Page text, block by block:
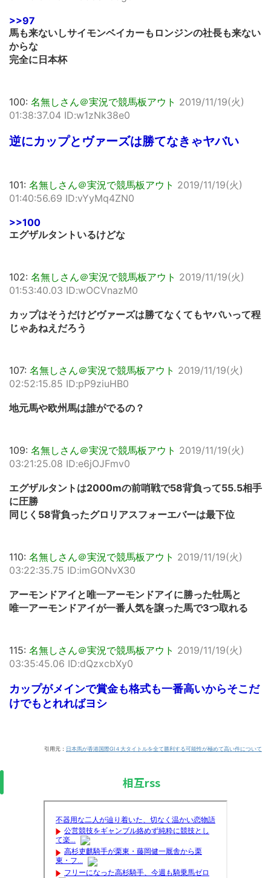
>>97
馬も来ないしサイモンベイカーもロンジンの社長も来ない
からな
完全に日本杯
100: 名無しさん＠実況で競馬板アウト 2019/11/19(火)
01:38:37.04 ID:w1zNk38e0
逆にカップとヴァーズは勝てなきゃヤバい
101: 名無しさん＠実況で競馬板アウト 2019/11/19(火)
01:40:56.69 ID:vYyMq4ZN0
>>100
エグザルタントいるけどな
102: 名無しさん＠実況で競馬板アウト 2019/11/19(火)
01:53:40.03 ID:wOCVnazM0
カップはそうだけどヴァーズは勝てなくてもヤバいって程
じゃあねえだろう
107: 名無しさん＠実況で競馬板アウト 2019/11/19(火)
02:52:15.85 ID:pP9ziuHB0
地元馬や欧州馬は誰がでるの？
109: 名無しさん＠実況で競馬板アウト 2019/11/19(火)
03:21:25.08 ID:e6jOJFmv0
エグザルタントは2000mの前哨戦で58背負って55.5相手
に圧勝
同じく58背負ったグロリアスフォーエバーは最下位
110: 名無しさん＠実況で競馬板アウト 2019/11/19(火)
03:22:35.75 ID:imGONvX30
アーモンドアイと唯一アーモンドアイに勝った牡馬と
唯一アーモンドアイが一番人気を譲った馬で3つ取れる
115: 名無しさん＠実況で競馬板アウト 2019/11/19(火)
03:35:45.06 ID:dQzxcbXy0
カップがメインで賞金も格式も一番高いからそこだ
けでもとれればヨシ
引用元： 日本馬が香港国際GⅠ４大タイトルを全て勝利する可能性が極めて高い件について
相互rss